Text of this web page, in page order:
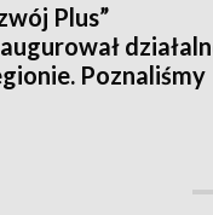
Plus”
Poznaliśmy